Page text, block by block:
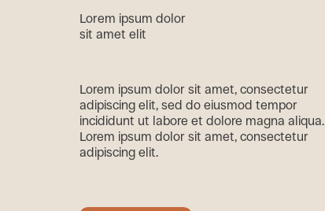
Lorem ipsum dolor
sit amet elit
Lorem ipsum dolor sit amet, consectetur
adipiscing elit, sed do eiusmod tempor
incididunt ut labore et dolore magna aliqua.
Lorem ipsum dolor sit amet, consectetur
adipiscing elit.